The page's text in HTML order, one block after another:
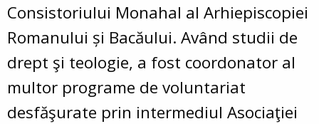
Consistoriului Monahal al Arhiepiscopiei
Romanului și Bacăului. Având studii de
drept şi teologie, a fost coordonator al
multor programe de voluntariat
desfăşurate prin intermediul Asociaţiei